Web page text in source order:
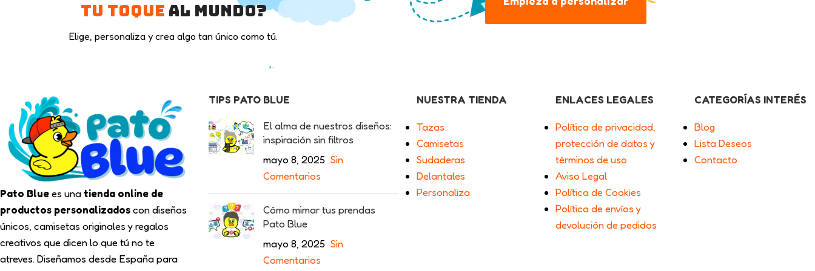
tu toque al mundo?
Elige, personaliza y crea algo tan único como tú.
Pato Bluees unatienda online de
productos personalizadoscon diseños
únicos, camisetas originales y regalos
creativos que dicen lo que tú no te
atreves. Diseñamos desde España para
TIPS PATO BLUE
El alma de nuestros diseños:
inspiración sin filtros
mayo 8, 2025 Sin
Comentarios
Cómo mimar tus prendas
Pato Blue
mayo 8, 2025 Sin
Comentarios
NUESTRA TIENDA
Tazas
Camisetas
Sudaderas
Delantales
Personaliza
ENLACES LEGALES
Política de privacidad,
protección de datos y
términos de uso
Aviso Legal
Política de Cookies
Política de envíos y
devolución de pedidos
CATEGORÍAS INTERÉS
Blog
Lista Deseos
Contacto